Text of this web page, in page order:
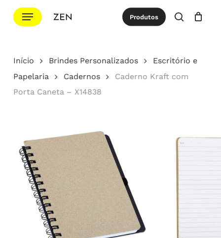
para
principal
Menu Produtos
procurar
Cotação Close
Início Brindes Personalizados
Escritório e
Papelaria
Cadernos
Caderno Kraft com
Porta Caneta – X14838